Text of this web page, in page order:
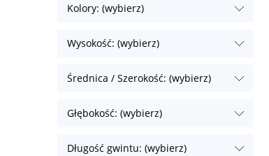
Kolory: (wybierz)
Wysokość: (wybierz)
Średnica / Szerokość: (wybierz)
Głębokość: (wybierz)
Długość gwintu: (wybierz)